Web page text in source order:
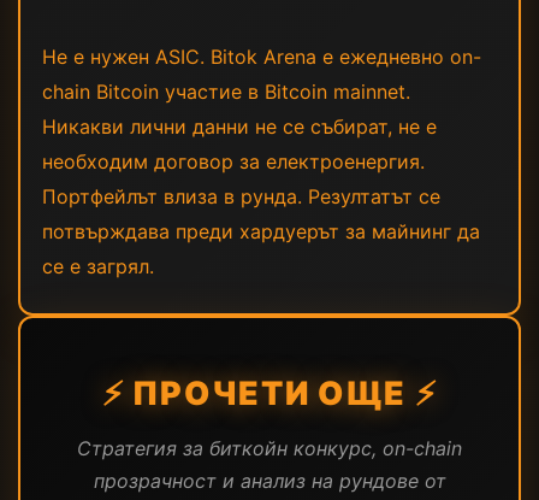
Не е нужен ASIC. Bitok Arena е ежедневно on-
chain Bitcoin участие в Bitcoin mainnet.
Никакви лични данни не се събират, не е
необходим договор за електроенергия.
Портфейлът влиза в рунда. Резултатът се
потвърждава преди хардуерът за майнинг да
се е загрял.
⚡ ПРОЧЕТИ ОЩЕ ⚡
Стратегия за биткойн конкурс, on-chain
прозрачност и анализ на рундове от